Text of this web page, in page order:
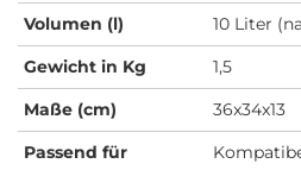
Volumen (l)
10 Liter
Gewicht in Kg
1,5
Maße (cm)
36x34x13
Passend für